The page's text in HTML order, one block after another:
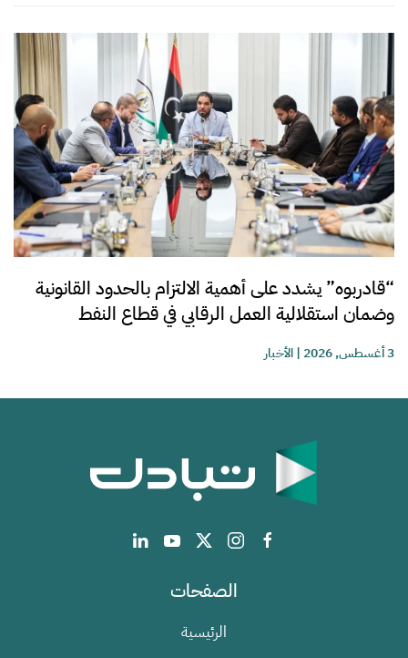
“قادربوه” يشدد على أهمية الالتزام بالحدود القانونية
وضمان استقلالية العمل الرقابي في قطاع النفط
3 أغسطس, 2026 |الأخبار
الصفحات
الرئيسية